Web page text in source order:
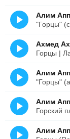
Алим
"Горцы"
Ахмед
Горцы |
Алим
"Горцы"
Алим
Горский
Алим